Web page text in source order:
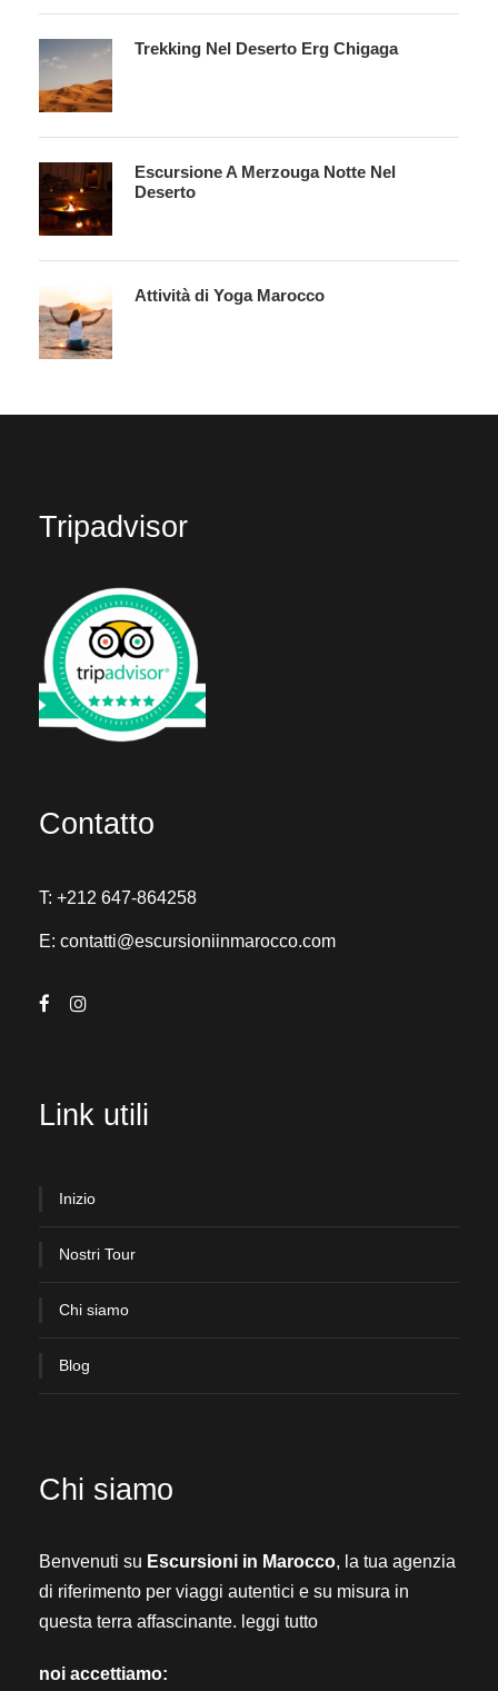
Trekking Nel Deserto Erg Chigaga
Escursione A Merzouga Notte Nel
Deserto
Attività di Yoga Marocco
Tripadvisor
Contatto
T: +212 647-864258
E: contatti@escursioniinmarocco.com
Link utili
Inizio
Nostri Tour
Chi siamo
Blog
Chi siamo
Benvenuti su Escursioni in Marocco, la tua agenzia
di riferimento per viaggi autentici e su misura in
questa terra affascinante. leggi tutto
noi accettiamo: